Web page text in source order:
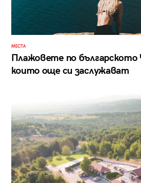
МЕСТА
Плажовете по българското
които още си заслужават